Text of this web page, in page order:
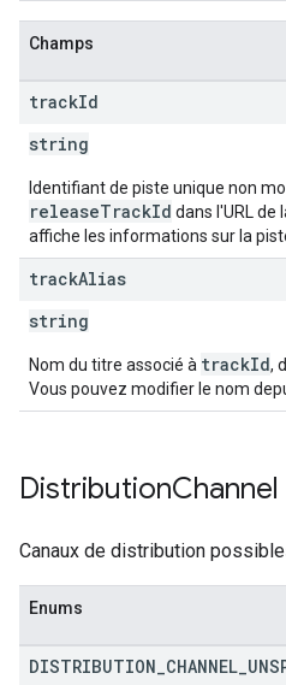
Champs
trackId
string
Identifiant de piste unique non
releaseTrackId dans l'URL de
affiche les informations sur la
trackAlias
string
Nom du titre associé à trackId,
Vous pouvez modifier le nom
DistributionChannel
Canaux de distribution
Enums
DISTRIBUTION CHANNEL